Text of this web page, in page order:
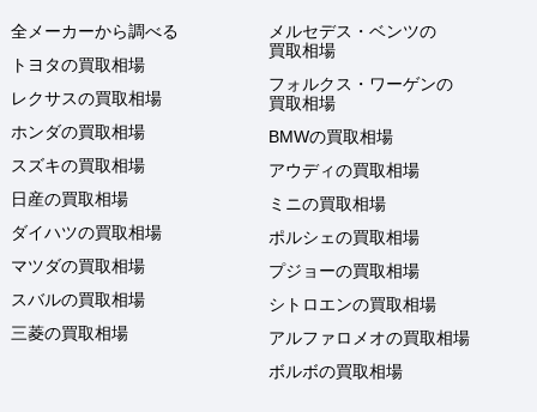
全メーカーから調べる
トヨタの買取相場
レクサスの買取相場
ホンダの買取相場
スズキの買取相場
日産の買取相場
ダイハツの買取相場
マツダの買取相場
スバルの買取相場
三菱の買取相場
メルセデス・ベンツの
買取相場
フォルクス・ワーゲンの
買取相場
BMWの買取相場
アウディの買取相場
ミニの買取相場
ポルシェの買取相場
プジョーの買取相場
シトロエンの買取相場
アルファロメオの買取相場
ボルボの買取相場